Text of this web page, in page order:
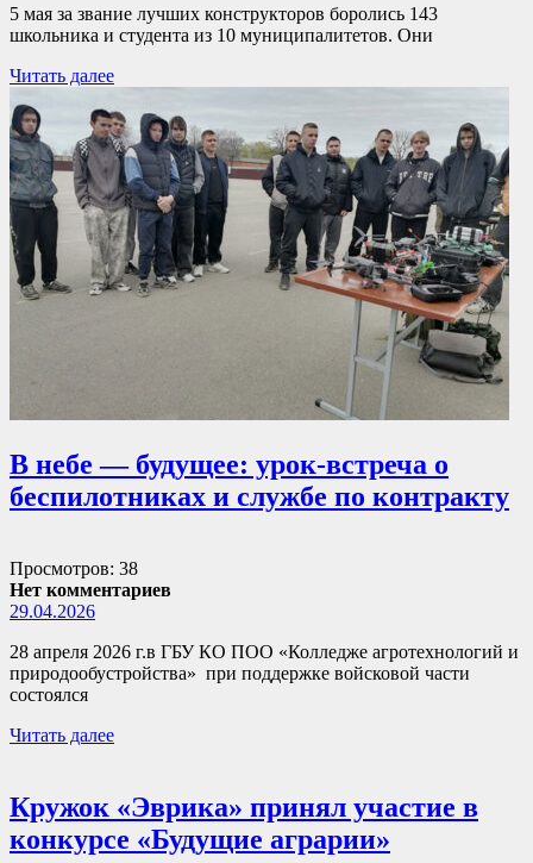
5 мая за звание лучших конструкторов боролись 143
школьника и студента из 10 муниципалитетов. Они
Читать далее
В небе — будущее: урок-встреча о
беспилотниках и службе по контракту
Просмотров: 38
Нет комментариев
29.04.2026
28 апреля 2026 г.в ГБУ КО ПОО «Колледже агротехнологий и
природообустройства» при поддержке войсковой части
состоялся
Читать далее
Кружок «Эврика» принял участие в
конкурсе «Будущие аграрии»